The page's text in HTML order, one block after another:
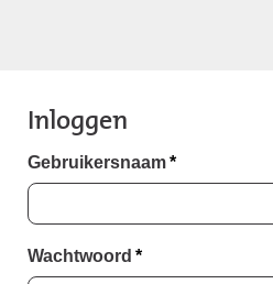
Inloggen
Gebruikersnaam*
Wachtwoord *